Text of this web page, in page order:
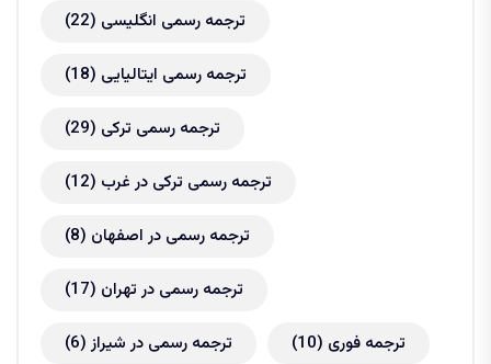
ترجمه رسمی انگلیسی (22)
ترجمه رسمی ایتالیایی (18)
ترجمه رسمی ترکی (29)
ترجمه رسمی ترکی در غرب (12)
ترجمه رسمی در اصفهان (8)
ترجمه رسمی در تهران (17)
ترجمه رسمی در شیراز(6) ترجمه فوری (10)